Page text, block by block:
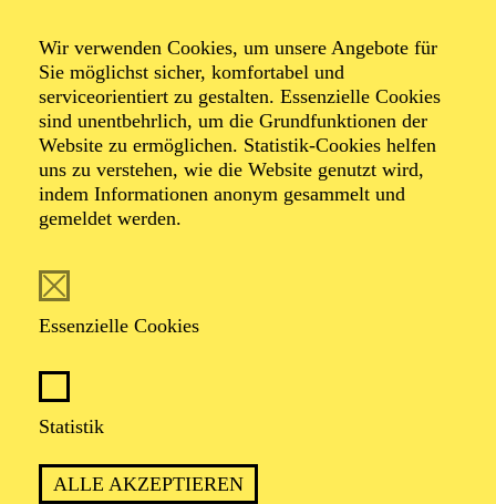
Wir verwenden Cookies, um unsere Angebote für
Sie möglichst sicher, komfortabel und
serviceorientiert zu gestalten. Essenzielle Cookies
sind unentbehrlich, um die Grundfunktionen der
Website zu ermöglichen. Statistik-Cookies helfen
uns zu verstehen, wie die Website genutzt wird,
indem Informationen anonym gesammelt und
gemeldet werden.
Essenzielle Cookies
Statistik
ALLE AKZEPTIEREN
Foto: Janine Kuehn
Ketan Bhatti ist ein Grenzgänger zwischen
reichen von zeitgenössischer Kammermusik, über
experimentelles Musik- und Tanztheater, Bühnen- und